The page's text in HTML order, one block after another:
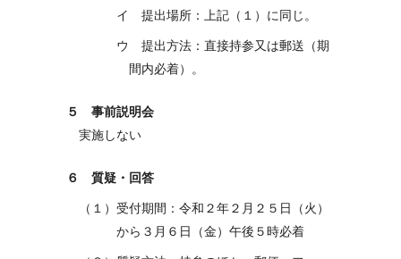
イ 提出場所：上記（１）に同じ。
ウ 提出方法：直接持参又は郵送（期
間内必着）。
５ 事前説明会
実施しない
６ 質疑・回答
（１）受付期間：令和２年２月２５日（火）
から３月６日（金）午後５時必着